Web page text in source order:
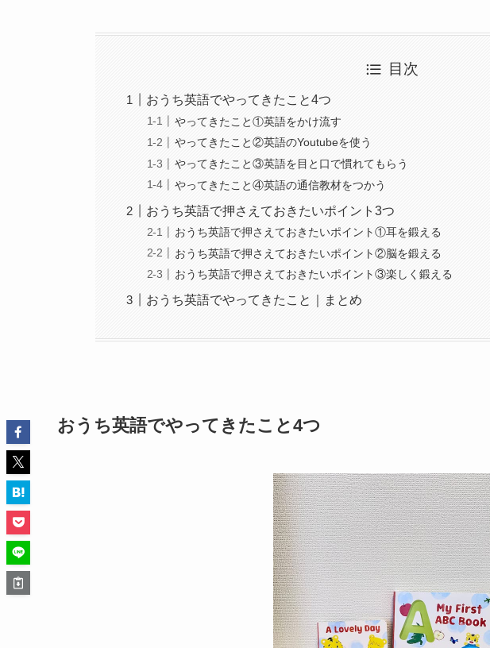
目次
おうち英語でやってきたこと4つ
やってきたこと①英語をかけ流す
やってきたこと②英語のYoutubeを使う
やってきたこと③英語を目と口で慣れてもらう
やってきたこと④英語の通信教材をつかう
おうち英語で押さえておきたいポイント3つ
おうち英語で押さえておきたいポイント①耳を鍛える
おうち英語で押さえておきたいポイント②脳を鍛える
おうち英語で押さえておきたいポイント③楽しく鍛える
おうち英語でやってきたこと｜まとめ
おうち英語でやってきたこと4つ